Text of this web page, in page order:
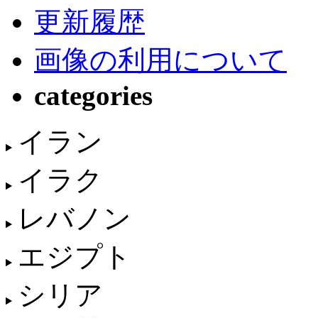
更新履歴
画像の利用について
categories
イラン
イラク
レバノン
エジプト
シリア